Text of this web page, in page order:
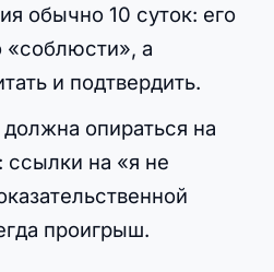
обычно 10 суток: его
«соблюсти», а
и подтвердить.
опираться на
ссылки на «я не
проигрыш.